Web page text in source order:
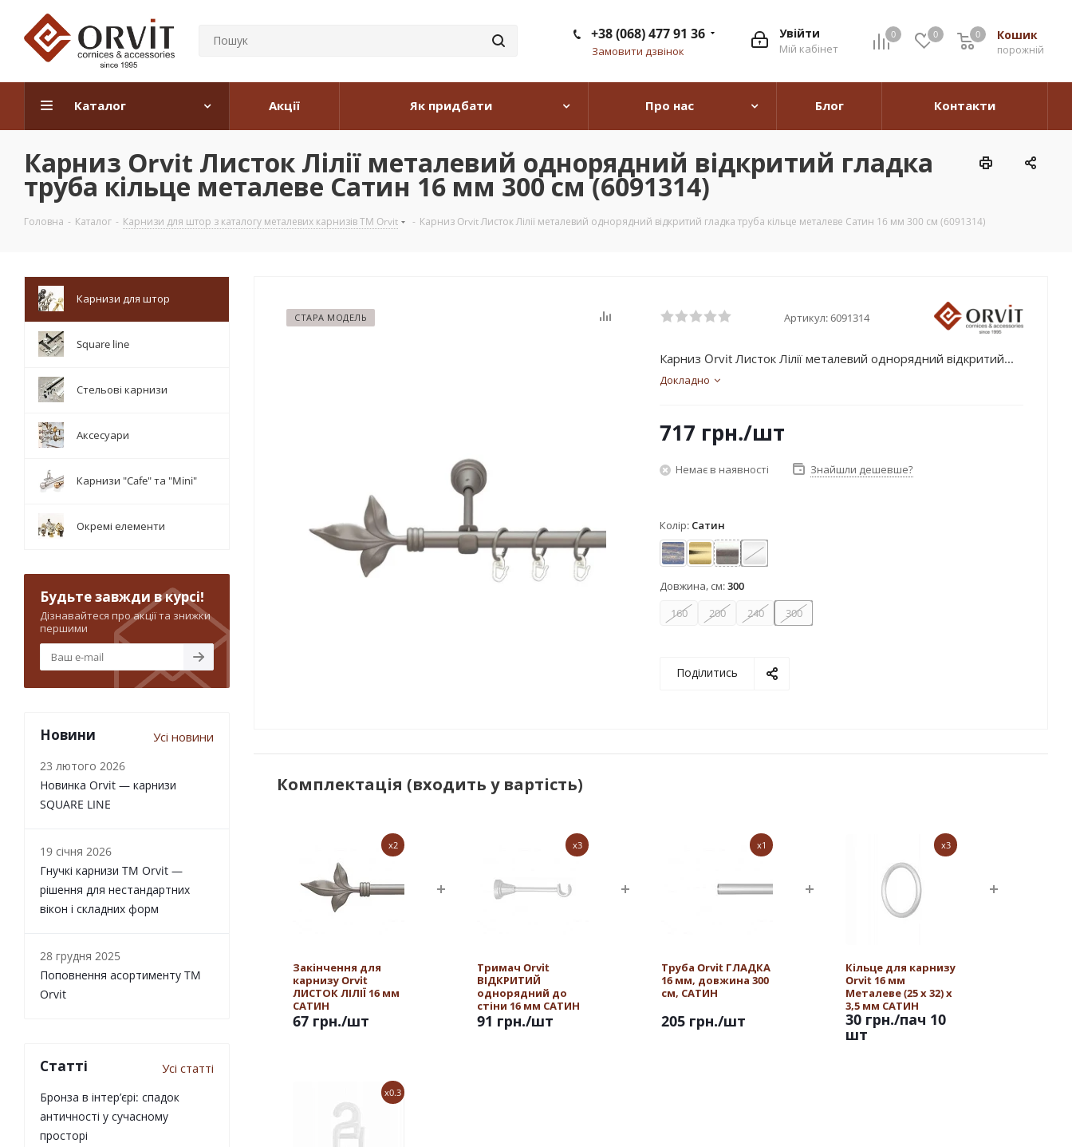
0 0 Кошик
0
порожній
0
Увійти
Мій кабінет
+38 (068) 477 91 36
Замовити дзвінок
Каталог Акції Як придбати Про нас Блог Контакти
Карниз Orvit Листок Лілії металевий однорядний відкритий гладка
труба кільце металеве Сатин 16 мм 300 см (6091314)
Головна - Каталог - Карнизи для штор з каталогу металевих карнизів TM Orvit - Карниз Orvit Листок Лілії металевий однорядний відкритий гладка труба кільце металеве Сатин 16 мм 300 см (6091314)
СТАРА МОДЕЛЬ Артикул:6091314
Карниз Orvit Листок Лілії металевий однорядний відкритий...
Докладно
717 грн./шт
Немає в наявності Знайшли дешевше?
Колір: Сатин
Блакить золота
ЗолотоНержавіюча сталь
Сатин
Довжина, см:300
160
200 240 300
Поділитись
Комплектація (входить у вартість)
x2
Закінчення для
карнизу Orvit
ЛИСТОК ЛІЛІЇ 16 мм
САТИН
67 грн./шт
x3
Тримач Orvit
ВІДКРИТИЙ
однорядний до
стіни 16 мм САТИН
91 грн./шт
x1
Труба Orvit ГЛАДКА
16 мм, довжина 300
см, САТИН
205 грн./шт
x3
Кільце для карнизу
Orvit 16 мм
Металеве (25 х 32) х
3,5 мм САТИН
30 грн./пач 10
шт
x0.3
Карнизи для штор
Square line
Стельові карнизи
Аксесуари
Карнизи "Cafe" та "Mini"
Окремі елементи
Будьте завжди в курсі!
Дізнавайтеся про акції та знижки
першими
Новини Усі новини
23 лютого 2026
Новинка Orvit — карнизи
SQUARE LINE
19 січня 2026
Гнучкі карнизи TM Orvit —
рішення для нестандартних
вікон і складних форм
28 грудня 2025
Поповнення асортименту TM
Orvit
Статті Усі статті
Бронза в інтер’єрі: спадок
античності у сучасному
просторі